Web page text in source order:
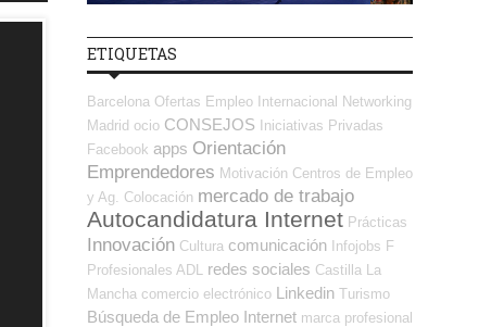
ETIQUETAS
Barcelona Ofertas Empleo Internacional
Networking
Madrid ocio CONSEJOS
Iniciativas Privadas
Facebook apps Orientación
Emprendedores Motivación Centros de Empleo
y Ag. Colocación mercado de trabajo
Autocandidatura Internet Prácticas
Innovación Cultura comunicación Infojobs F
Profesionales ADL
redes sociales Castilla La
Mancha comercio electrónico Linkedin Turismo
Búsqueda de Empleo Internet marca profesional